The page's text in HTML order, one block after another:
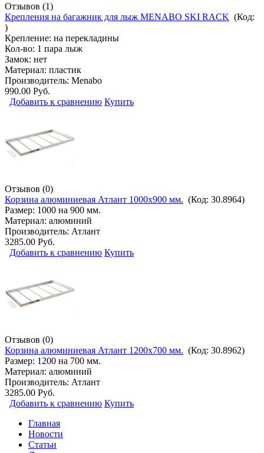
Отзывов (1)
Крепления на багажник для лыж MENABO SKI RACK (Код:
)
Крепление: на перекладины
Кол-во: 1 пара лыж
Замок: нет
Материал: пластик
Производитель: Menabo
990.00 Руб.
Добавить к сравнению Купить
Отзывов (0)
Корзина алюминиевая Атлант 1000х900 мм. (Код: 30.8964)
Размер: 1000 на 900 мм.
Материал: алюминий
Производитель: Атлант
3285.00 Руб.
Добавить к сравнению Купить
Отзывов (0)
Корзина алюминиевая Атлант 1200х700 мм. (Код: 30.8962)
Размер: 1200 на 700 мм.
Материал: алюминий
Производитель: Атлант
3285.00 Руб.
Добавить к сравнению Купить
Главная
Новости
Статьи